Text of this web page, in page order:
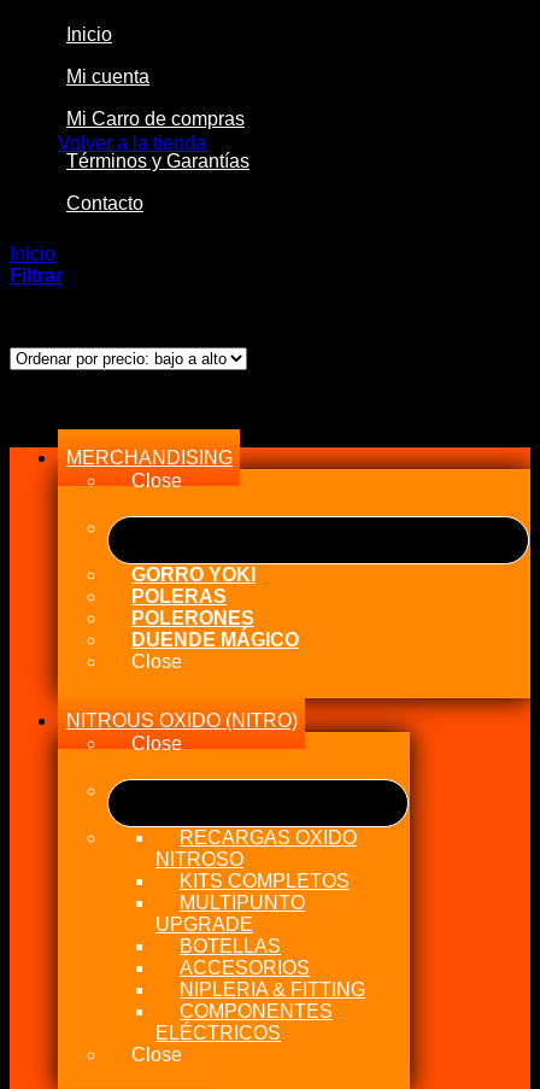
Volver a la tienda
Inicio
Mi cuenta
Mi Carro de compras
Términos y Garantías
Contacto
Inicio
Filtrar
precio:
MERCHANDISING
Close
GORRO YOKI
POLERAS
POLERONES
DUENDE MÁGICO
Close
NITROUS OXIDO (NITRO)
Close
RECARGAS OXIDO
NITROSO
KITS COMPLETOS
MULTIPUNTO
UPGRADE
BOTELLAS
ACCESORIOS
NIPLERIA & FITTING
COMPONENTES
ELÉCTRICOS
Close